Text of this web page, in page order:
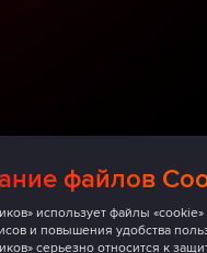
файлов
использует файлы
и повышения удобства
серьезно относится к